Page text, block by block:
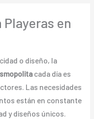
en
o diseño, la
cada día es
Las necesidades
están en constante
y diseños únicos.